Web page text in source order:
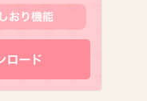
いいね